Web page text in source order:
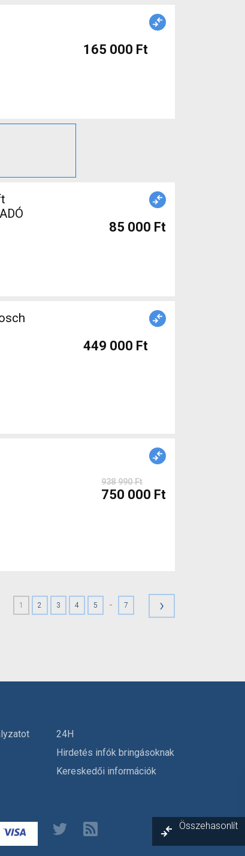
165 000 Ft
85 000 Ft
449 000 Ft
938 990 Ft
750 000 Ft
1 2 3 4 5 - 7 ›
24H
Hirdetés infók bringásoknak
Kereskedői információk
Összehasonlít